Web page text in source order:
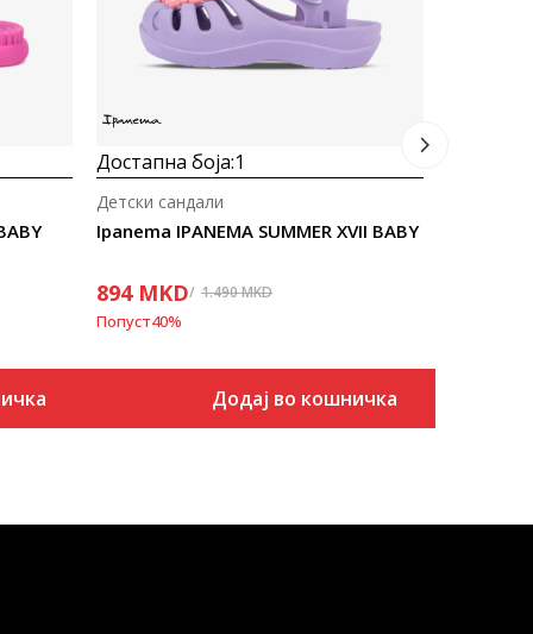
Достапна боја:1
Ipanema IPANEMA SUMMER XVII BABY
Детски сандали
894 MKD 1.490MKD
Попуст40%
Додај во кошничка